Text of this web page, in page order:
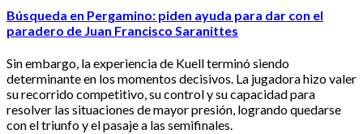
Búsqueda en Pergamino: piden ayuda para dar con el
paradero de Juan Francisco Saranittes
Sin embargo, la experiencia de Kuell terminó siendo
determinante en los momentos decisivos. La jugadora hizo valer
su recorrido competitivo, su control y su capacidad para
resolver las situaciones de mayor presión, logrando quedarse
con el triunfo y el pasaje a las semifinales.